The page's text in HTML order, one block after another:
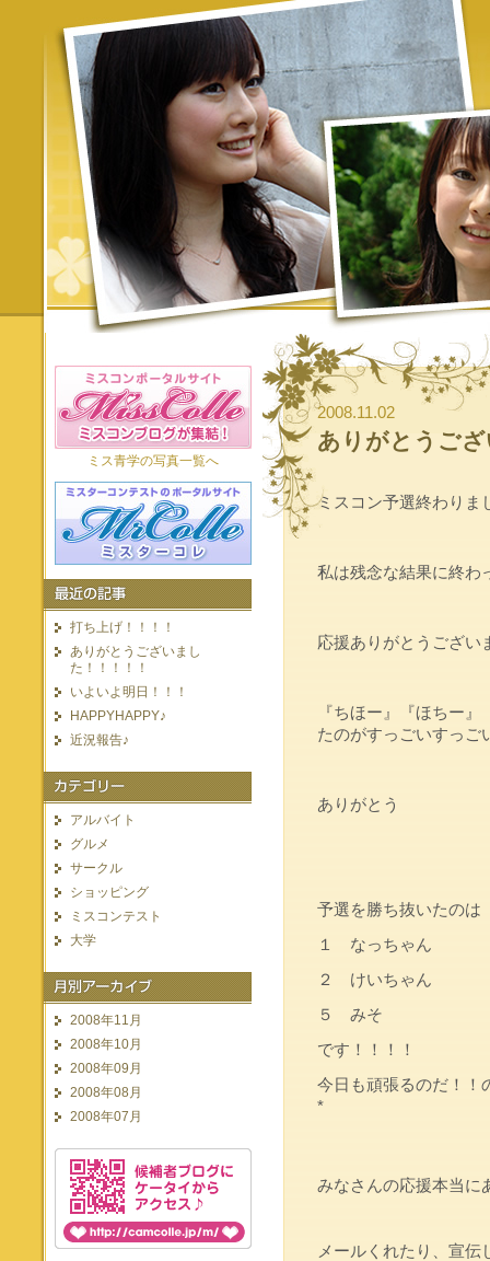
2008.11.02
ありがとうご
ミスコン予選終わりま
私は残念な結果に終わ
応援ありがとうござい
『ちほー』『ほちー
たのがすっごいすっご
ありがとう
予選を勝ち抜いたのは
１ なっちゃん
２ けいちゃん
５ みそ
です！！！！
今日も頑張るのだ！！
*
みなさんの応援本当に
メールくれたり、宣
ミス青学の写真一覧へ
打ち上げ！！！！
ありがとうございまし
た！！！！！
いよいよ明日！！！
HAPPYHAPPY♪
近況報告♪
アルバイト
グルメ
サークル
ショッピング
ミスコンテスト
大学
2008年11月
2008年10月
2008年09月
2008年08月
2008年07月